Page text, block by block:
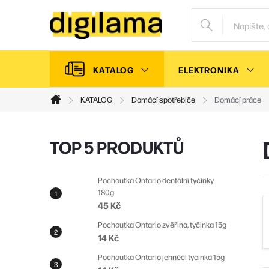
KATALOG ELEKTRONIKA
Domů
KATALOG Domácí spotřebiče Domácí práce
P
s
t
r
a
n
TOP 5 PRODUKTŮ
Pochoutka Ontario dentální tyčinky
180g
45 Kč
Pochoutka Ontario zvěřina, tyčinka 15g
14 Kč
Pochoutka Ontario jehněčí tyčinka 15g